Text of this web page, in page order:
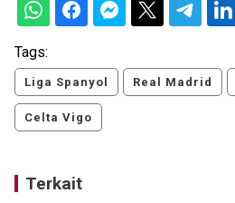
Tags:
Liga Spanyol Real Madrid
Celta Vigo
Terkait